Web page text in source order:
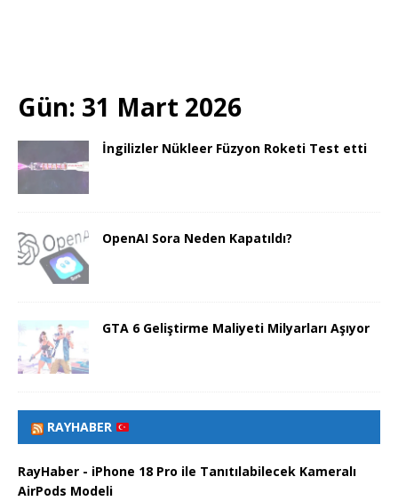
Gün: 31 Mart 2026
İngilizler Nükleer Füzyon Roketi Test etti
OpenAI Sora Neden Kapatıldı?
GTA 6 Geliştirme Maliyeti Milyarları Aşıyor
RAYHABER
RayHaber - iPhone 18 Pro ile Tanıtılabilecek Kameralı
AirPods Modeli